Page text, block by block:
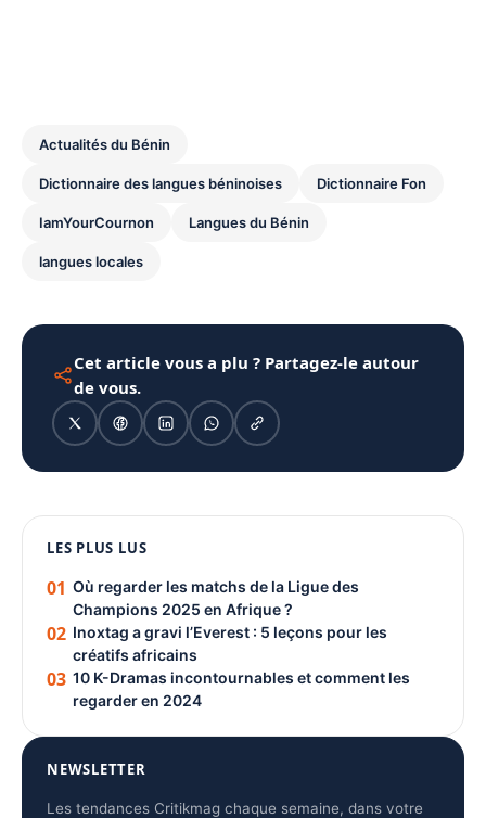
Actualités du Bénin
Dictionnaire des langues béninoises Dictionnaire Fon
IamYourCournon Langues du Bénin
langues locales
Cet article vous a plu ? Partagez-le autour
de vous.
PUBLICITÉ
LES PLUS LUS
01 Où regarder les matchs de la Ligue des
Champions 2025 en Afrique ?
02 Inoxtag a gravi l’Everest : 5 leçons pour les
créatifs africains
03 10 K-Dramas incontournables et comment les
regarder en 2024
NEWSLETTER
Les tendances Critikmag chaque semaine, dans votre